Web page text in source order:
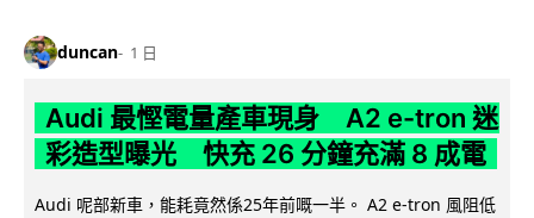
duncan 1 日
Audi 最慳電量產車現身 A2 e-tron 迷
彩造型曝光 快充 26 分鐘充滿 8 成電
Audi 呢部新車，能耗竟然係25年前嘅一半。 A2 e-tron 風阻低